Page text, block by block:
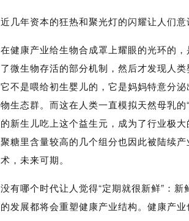
近几年资本的狂热和聚光灯的闪耀让人们
在健康产业给生物合成罩上耀眼的光环的
了微生物存活的部分机制，然后才发现人
它不是喂给初生婴儿的，它是妈妈特意分
物生态群。而这在人类一直模拟天然母乳
的新生儿吃上这个益生元，成为了行业极
聚糖里含量较高的几个组分也因此被陆续
术，未来可期。
没有哪个时代让人觉得“定期就很新鲜”：
的发展都将会重塑健康产业结构。健康产业